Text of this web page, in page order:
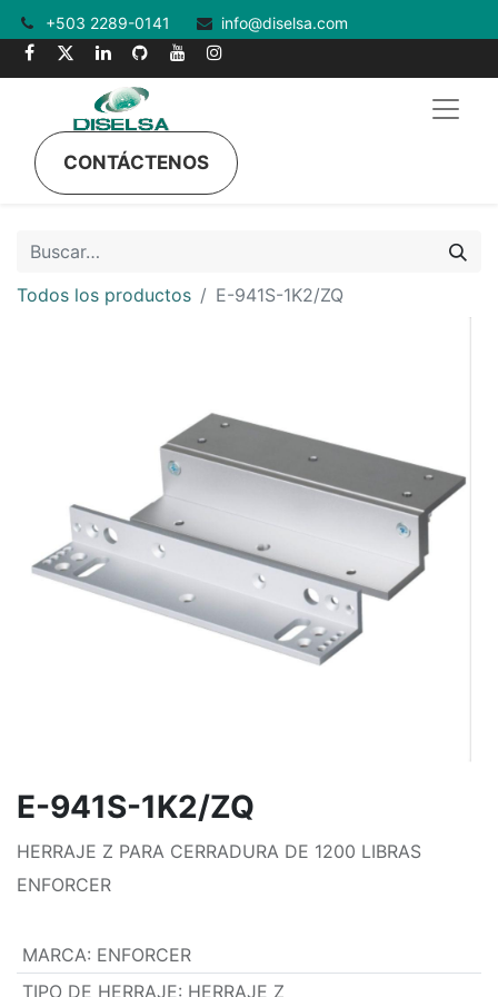
+503 2289-0141 info@diselsa.com
CONTÁCTENOS
Todos los productos E-941S-1K2/ZQ
E-941S-1K2/ZQ
HERRAJE Z PARA CERRADURA DE 1200 LIBRAS
ENFORCER
MARCA: ENFORCER
TIPO DE HERRAJE: HERRAJE Z